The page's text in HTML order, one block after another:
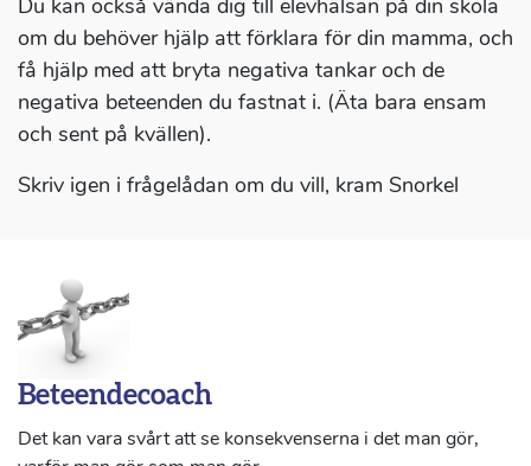
Du kan också vända dig till elevhälsan på din skola
om du behöver hjälp att förklara för din mamma, och
få hjälp med att bryta negativa tankar och de
negativa beteenden du fastnat i. (Äta bara ensam
och sent på kvällen).
Skriv igen i frågelådan om du vill, kram Snorkel
Beteendecoach
Det kan vara svårt att se konsekvenserna i det man gör,